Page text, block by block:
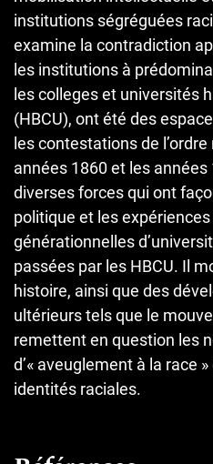
institutions ségréguées
examine la contradiction
les institutions à
les colleges et universités
(HBCU), ont été des
les contestations de
années 1860 et les
diverses forces qui ont
politique et les
générationnelles
passées par les HBCU. Il
histoire, ainsi que des
ultérieurs tels que le
remettent en question les
d’« aveuglement à la race
identités raciales.